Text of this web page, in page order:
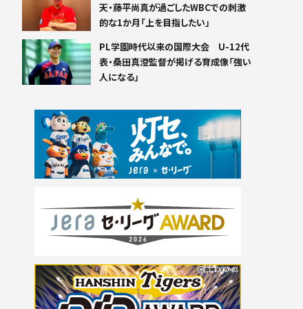
天・藤平尚真が過ごしたWBCでの刺激
的な1か月「上を目指したい」
PL学園時代以来の国際大会 U-12代
表・桑田真澄監督が掲げる育成像「強い
人になる」